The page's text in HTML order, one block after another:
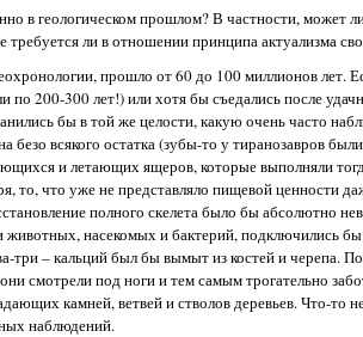
в геологическом прошлом? В частности, может
ли в отношении принципа актуализма
прошло от 60 до 100 миллионов лет.
по 200-300 лет!) или хотя бы съедались после
бы в той же целости, какую очень часто
всякого остатка (зубы-то у тиранозавров
и летающих ящеров, которые выполняли
то, что уже не представляло пищевой ценности
полного скелета было бы абсолютно
животных, насекомых и бактерий, подключились
три – кальций был бы вымыт из костей и черепа.
смотрели под ноги и тем самым трогательно
камней, ветвей и стволов деревьев. Что-то
наблюдений.